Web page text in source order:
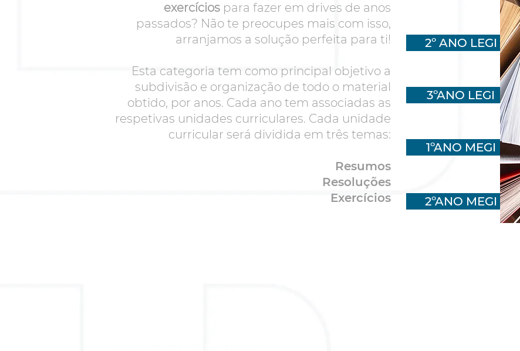
exercícios para fazer em drives de anos
passados? Não te preocupes mais com isso,
arranjamos a solução perfeita para ti!
Esta categoria tem como principal objetivo a
subdivisão e organização de todo o material
obtido, por anos. Cada ano tem associadas as
respetivas unidades curriculares. Cada unidade
curricular será dividida em três temas:
Resumos
Resoluções
Exercícios
2º ANO LEGI
3ºANO LEGI
1ºANO MEGI
2ºANO MEGI